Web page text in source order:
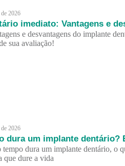
2026
imediato: Vantagens e
e desvantagens do implante
sua avaliação!
2026
dura um implante dentário?
tempo dura um implante dentário, o
que dure a vida